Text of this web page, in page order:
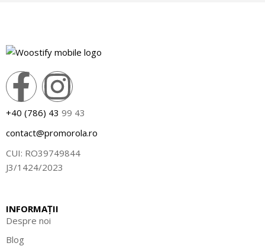
+40 (786) 43 99 43
contact@promorola.ro
CUI: RO39749844
J3/1424/2023
INFORMAȚII
Despre noi
Blog